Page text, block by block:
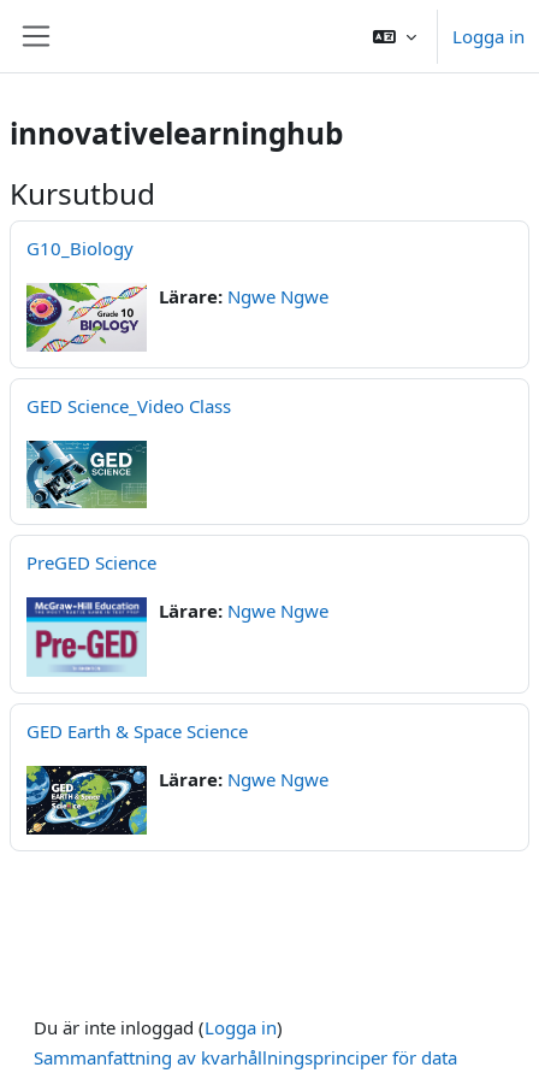
Logga in
innovativelearninghub
Kursutbud
G10_Biology
Lärare: Ngwe Ngwe
GED Science_Video Class
PreGED Science
Lärare: Ngwe Ngwe
GED Earth & Space Science
Lärare: Ngwe Ngwe
Du är inte inloggad (Logga in)
Sammanfattning av kvarhållningsprinciper för data